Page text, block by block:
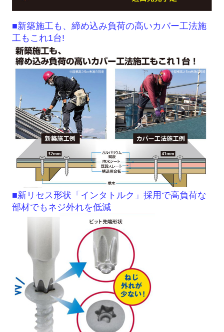
■新築施工も、締め込み負荷の高いカバー工法施
工もこれ1台!
■新リセス形状「インタトルク」採用で高負荷な
部材でもネジ外れを低減